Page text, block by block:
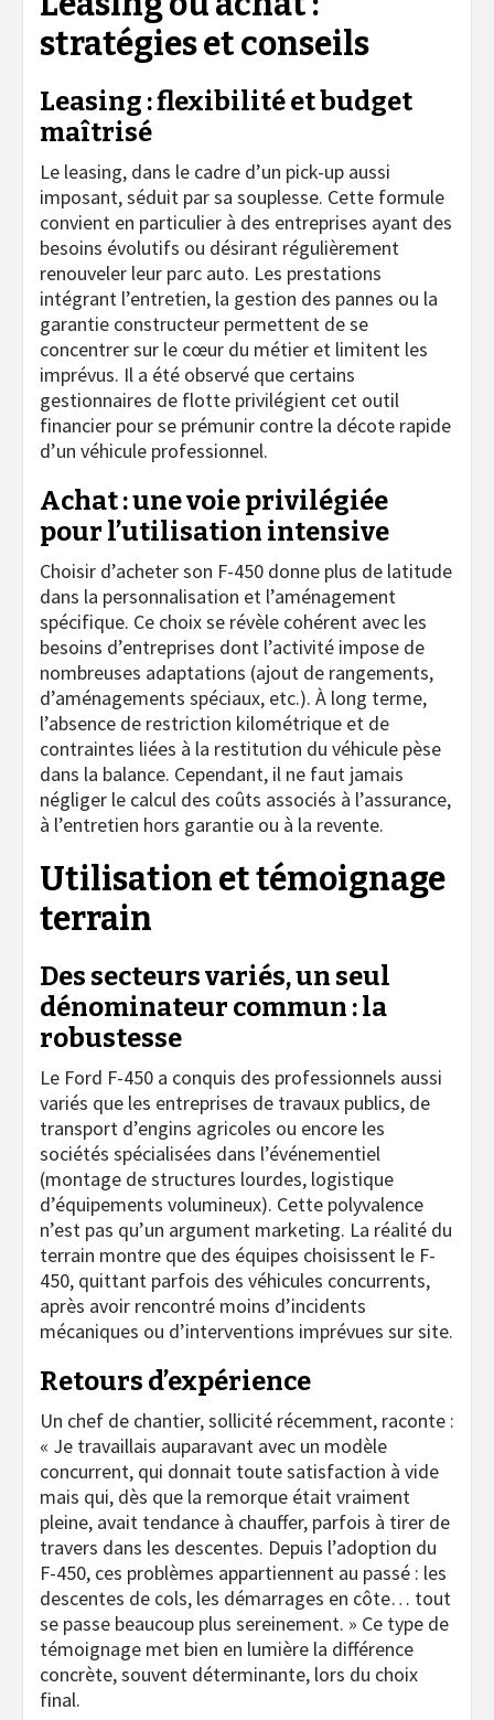
stratégies et conseils
Leasing : flexibilité et budget
maîtrisé
Le leasing, dans le cadre d’un pick-up aussi
imposant, séduit par sa souplesse. Cette formule
convient en particulier à des entreprises ayant des
besoins évolutifs ou désirant régulièrement
renouveler leur parc auto. Les prestations
intégrant l’entretien, la gestion des pannes ou la
garantie constructeur permettent de se
concentrer sur le cœur du métier et limitent les
imprévus. Il a été observé que certains
gestionnaires de flotte privilégient cet outil
financier pour se prémunir contre la décote rapide
d’un véhicule professionnel.
Achat : une voie privilégiée
pour l’utilisation intensive
Choisir d’acheter son F-450 donne plus de latitude
dans la personnalisation et l’aménagement
spécifique. Ce choix se révèle cohérent avec les
besoins d’entreprises dont l’activité impose de
nombreuses adaptations (ajout de rangements,
d’aménagements spéciaux, etc.). À long terme,
l’absence de restriction kilométrique et de
contraintes liées à la restitution du véhicule pèse
dans la balance. Cependant, il ne faut jamais
négliger le calcul des coûts associés à l’assurance,
à l’entretien hors garantie ou à la revente.
Utilisation et témoignage
terrain
Des secteurs variés, un seul
dénominateur commun : la
robustesse
Le Ford F-450 a conquis des professionnels aussi
variés que les entreprises de travaux publics, de
transport d’engins agricoles ou encore les
sociétés spécialisées dans l’événementiel
(montage de structures lourdes, logistique
d’équipements volumineux). Cette polyvalence
n’est pas qu’un argument marketing. La réalité du
terrain montre que des équipes choisissent le F-
450, quittant parfois des véhicules concurrents,
après avoir rencontré moins d’incidents
mécaniques ou d’interventions imprévues sur site.
Retours d’expérience
Un chef de chantier, sollicité récemment, raconte :
« Je travaillais auparavant avec un modèle
concurrent, qui donnait toute satisfaction à vide
mais qui, dès que la remorque était vraiment
pleine, avait tendance à chauffer, parfois à tirer de
travers dans les descentes. Depuis l’adoption du
F-450, ces problèmes appartiennent au passé : les
descentes de cols, les démarrages en côte… tout
se passe beaucoup plus sereinement. » Ce type de
témoignage met bien en lumière la différence
concrète, souvent déterminante, lors du choix
final.